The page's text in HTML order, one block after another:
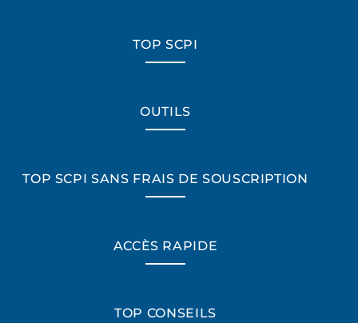
TOP SCPI
OUTILS
TOP SCPI SANS FRAIS DE SOUSCRIPTION
ACCÈS RAPIDE
TOP CONSEILS